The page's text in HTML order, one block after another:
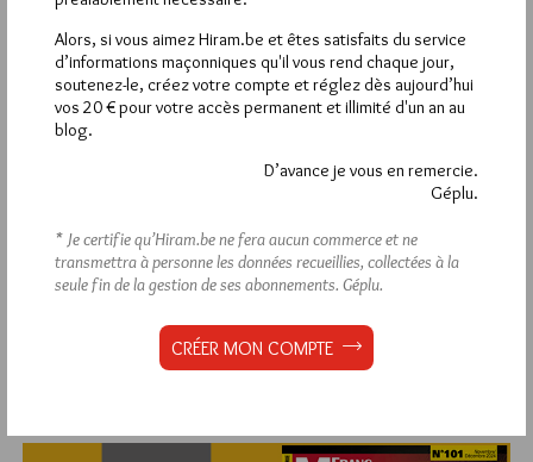
Hier jeudi 6 août 2026, Hiram.be a reçu1 672 visites
2 608 pages
Plus d’informations
Quels sont les articles les plus lus du blog ?
Alors, si vous aimez Hiram.be et êtes satisfaits du service
d’informations maçonniques qu'il vous rend chaque jour,
soutenez-le, créez votre compte et réglez dès aujourd’hui
vos 20 € pour votre accès permanent et illimité d'un an au
blog.
D’avance je vous en remercie.
Géplu.
* Je certifie qu’Hiram.be ne fera aucun commerce et ne
transmettra à personne les données recueillies, collectées à la
seule fin de la gestion de ses abonnements. Géplu.
CRÉER MON COMPTE